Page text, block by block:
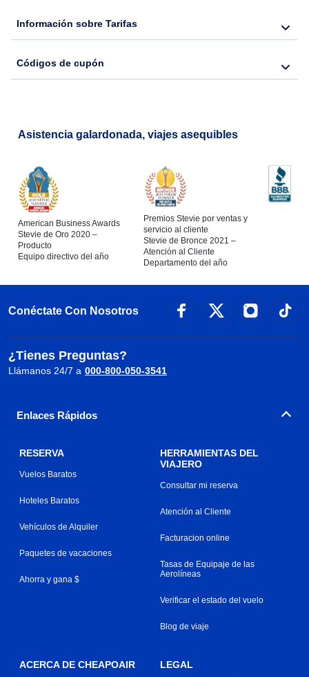
Información sobre Tarifas
Códigos de cupón
Asistencia galardonada, viajes asequibles
American Business Awards
Stevie de Oro 2020 –
Producto
Equipo directivo del año
Premios Stevie por ventas y
servicio al cliente
Stevie de Bronce 2021 –
Atención al Cliente
Departamento del año
Conéctate Con Nosotros
¿Tienes Preguntas?
Llámanos 24/7 a 000-800-050-3541
Enlaces Rápidos
RESERVA
Vuelos Baratos
Hoteles Baratos
Vehículos de Alquiler
Paquetes de vacaciones
Ahorra y gana $
HERRAMIENTAS DEL
VIAJERO
Consultar mi reserva
Atención al Cliente
Facturacion online
Tasas de Equipaje de las
Aerolíneas
Verificar el estado del vuelo
Blog de viaje
ACERCA DE CHEAPOAIR LEGAL